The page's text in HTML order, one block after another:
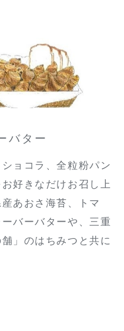
バター
ョコラ、全粒粉パン
好きなだけお召し上
あおさ海苔、トマ
バーバターや、三重
」のはちみつと共に